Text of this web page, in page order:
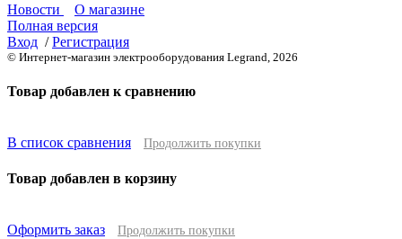
Новости
О магазине
Полная версия
Вход /Регистрация
© Интернет-магазин электрооборудования Legrand, 2026
Товар добавлен к сравнению
В список сравнения Продолжить покупки
Товар добавлен в корзину
Оформить заказ Продолжить покупки